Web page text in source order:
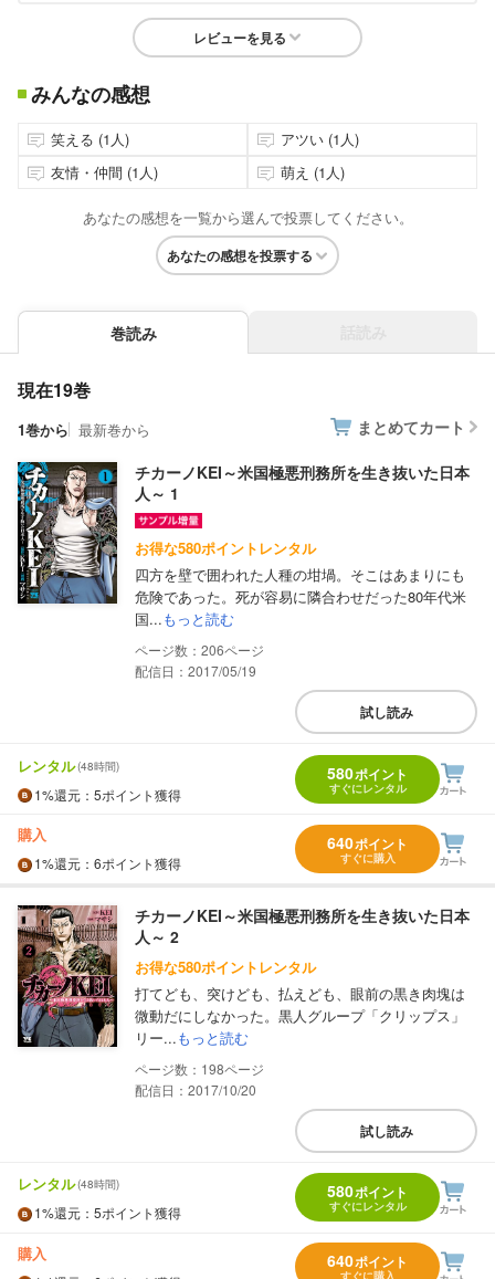
レビューを見る
みんなの感想
笑える (1人)
アツい (1人)
友情・仲間 (1人)
萌え (1人)
あなたの感想を一覧から選んで投票してください。
あなたの感想を投票する
巻読み
現在19巻
1巻から 最新巻から まとめてカート
チカーノKEI～米国極悪刑務所を生き抜いた日本
人～ 1
お得な580ポイントレンタル
四方を壁で囲われた人種の坩堝。そこはあまりにも
危険であった。死が容易に隣合わせだった80年代米
国...もっと読む
206
配信日：2017/05/19
試し読み
レンタル(48時間)
1%還元 ：5ポイント獲得
580ポイント
すぐにレンタル
購入
1%還元 ：6ポイント獲得
640ポイント
すぐに購入
チカーノKEI～米国極悪刑務所を生き抜いた日本
人～ 2
お得な580ポイントレンタル
打てども、突けども、払えども、眼前の黒き肉塊は
微動だにしなかった。黒人グループ「クリップス」
リー...もっと読む
198
配信日：2017/10/20
試し読み
レンタル(48時間)
1%還元 ：5ポイント獲得
580ポイント
すぐにレンタル
購入 640ポイント